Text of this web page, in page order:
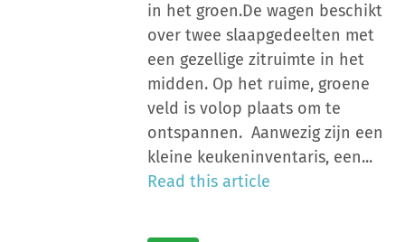
in het groen.De wagen beschikt
over twee slaapgedeelten met
een gezellige zitruimte in het
midden. Op het ruime, groene
veld is volop plaats om te
ontspannen. Aanwezig zijn een
kleine keukeninventaris, een...
Read this article